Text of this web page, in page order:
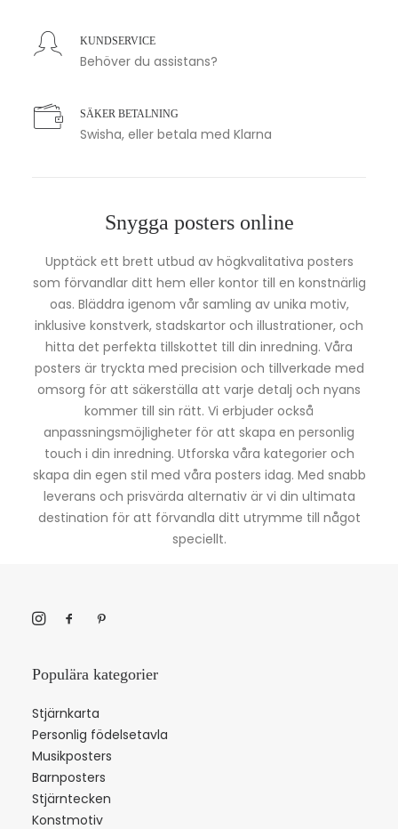
KUNDSERVICE
Behöver du assistans?
SÄKER BETALNING
Swisha, eller betala med Klarna
Snygga posters online
Upptäck ett brett utbud av högkvalitativa posters
som förvandlar ditt hem eller kontor till en konstnärlig
oas. Bläddra igenom vår samling av unika motiv,
inklusive konstverk, stadskartor och illustrationer, och
hitta det perfekta tillskottet till din inredning. Våra
posters är tryckta med precision och tillverkade med
omsorg för att säkerställa att varje detalj och nyans
kommer till sin rätt. Vi erbjuder också
anpassningsmöjligheter för att skapa en personlig
touch i din inredning. Utforska våra kategorier och
skapa din egen stil med våra posters idag. Med snabb
leverans och prisvärda alternativ är vi din ultimata
destination för att förvandla ditt utrymme till något
speciellt.
Populära kategorier
Stjärnkarta
Personlig födelsetavla
Musikposters
Barnposters
Stjärntecken
Konstmotiv